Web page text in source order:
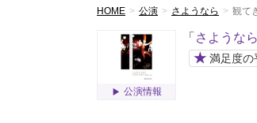
HOME 公演 さようなら 観て
公演情報
「 さようなら
★ 満足度の